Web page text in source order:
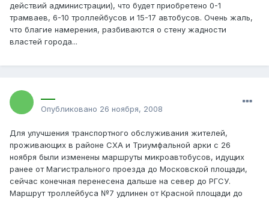
действий администрации), что будет приобретено 0-1
трамваев, 6-10 троллейбусов и 15-17 автобусов. Очень жаль,
что благие намерения, разбиваются о стену жадности
властей города...
Опубликовано 26 ноября, 2008
Для улучшения транспортного обслуживания жителей,
проживающих в районе СХА и Триумфальной арки с 26
ноября были изменены маршруты микроавтобусов, идущих
ранее от Магистрального проезда до Московской площади,
сейчас конечная перенесена дальше на север до РГСУ.
Маршрут троллейбуса №7 удлинен от Красной площади до